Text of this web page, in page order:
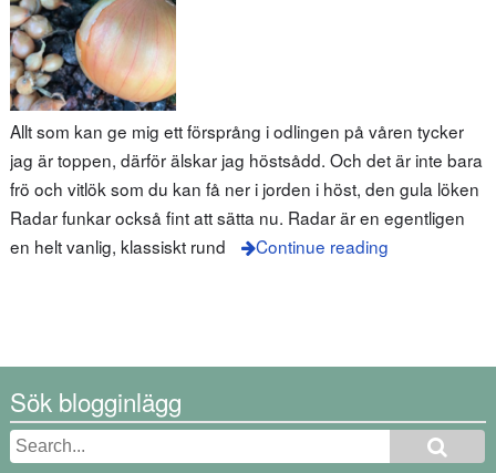
Allt som kan ge mig ett försprång i odlingen på våren tycker
jag är toppen, därför älskar jag höstsådd. Och det är inte bara
frö och vitlök som du kan få ner i jorden i höst, den gula löken
Radar funkar också fint att sätta nu. Radar är en egentligen
en helt vanlig, klassiskt rund
Continue reading
Sök blogginlägg